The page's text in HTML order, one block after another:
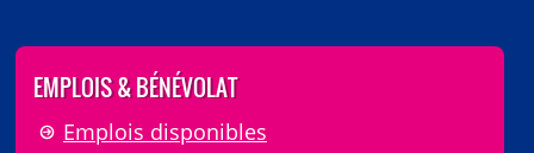
EMPLOIS & BÉNÉVOLAT
Emplois disponibles